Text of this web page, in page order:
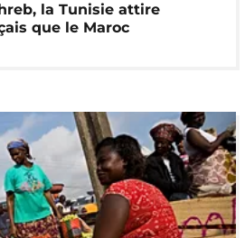
la Tunisie attire
que le Maroc